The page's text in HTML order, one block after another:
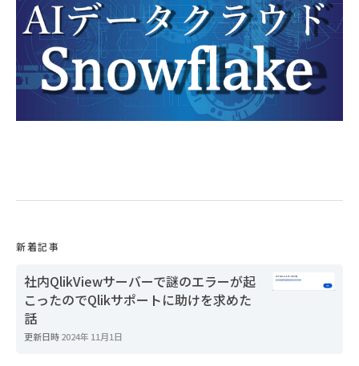
新着記事
社内QlikViewサーバーで謎のエラーが起
こったのでQlikサポートに助けを求めた
話
更新日時2024年 11月1日